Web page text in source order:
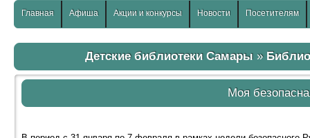
Главная Афиша Акции и конкурсы Новости Посетителям
Детские библиотеки Самары»
Моя